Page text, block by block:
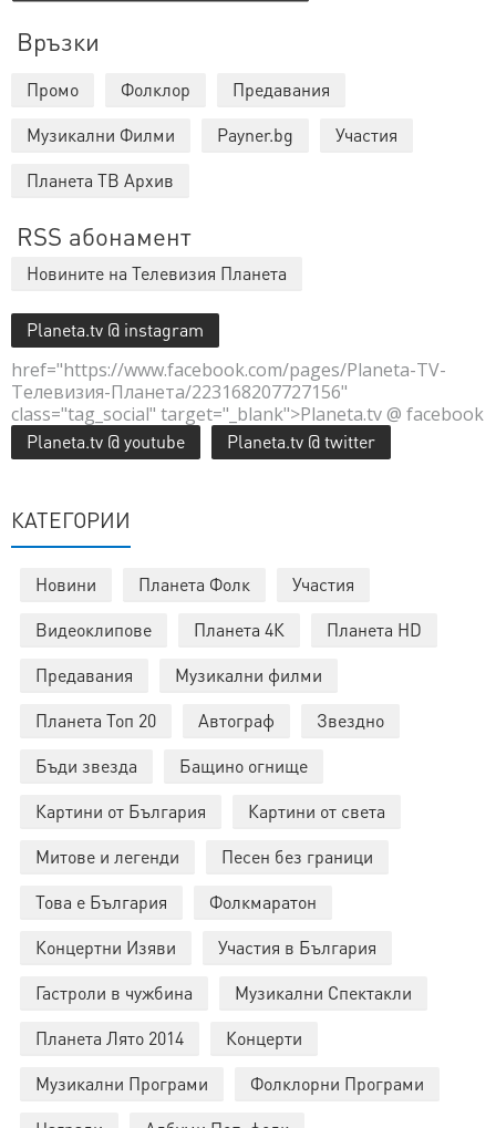
Връзки
Промо Фолклор
Предавания
Музикални Филми
Payner.bg
Участия
Планета ТВ Архив
RSS абонамент
Новините на Телевизия Планета
Planeta.tv @ instagram
href="https://www.facebook.com/pages/Planeta-TV-
Телевизия-Планета/223168207727156"
class="tag_social" target="_blank">Planeta.tv @ facebook
Planeta.tv @ youtube Planeta.tv @ twitter
КАТЕГОРИИ
Новини Планета Фолк
Участия
Видеоклипове
Планета 4К
Планета HD
Предавания
Музикални филми
Планета Топ 20
Автограф
Звездно
Бъди звезда
Бащино огнище
Картини от България
Картини от света
Митове и легенди
Песен без граници
Това е България
Фолкмаратон
Концертни Изяви
Участия в България
Гастроли в чужбина
Музикални Спектакли
Планета Лято 2014
Концерти
Музикални Програми
Фолклорни Програми